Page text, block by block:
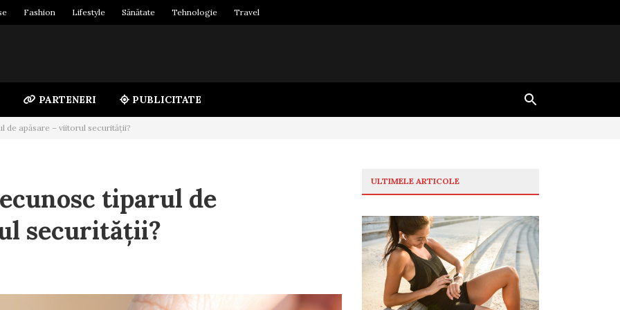
Fashion Lifestyle Sănătate Tehnologie Travel
PARTENERI PUBLICITATE
de apăsare – viitorul securității?
tiparul de
securității?
ULTIMELE ARTICOLE